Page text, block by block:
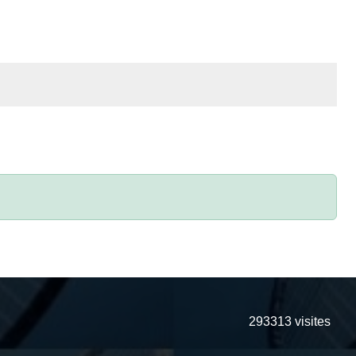
293313 visites